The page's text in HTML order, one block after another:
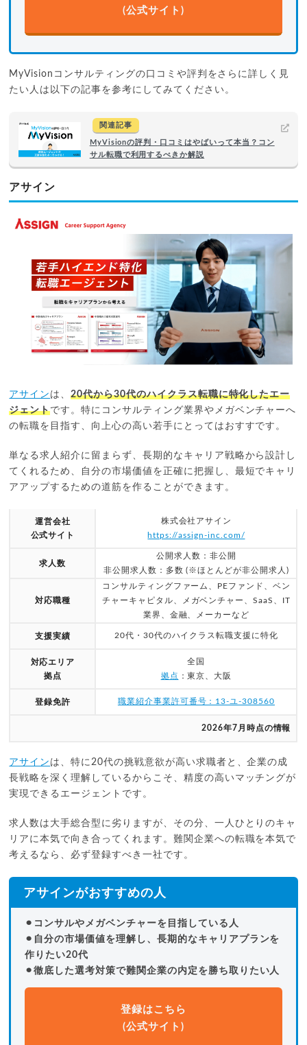
(公式サイト)
MyVisionコンサルティングの口コミや評判をさらに詳しく見
たい人は以下の記事を参考にしてみてください。
関連記事
MyVisionの評判・口コミはやばいって本当？コン
サル転職で利用するべきか解説
アサイン
アサイン は、20代から30代のハイクラス転職に特化したエー
ジェントです。特にコンサルティング業界やメガベンチャーへ
の転職を目指す、向上心の高い若手にとってはおすすです。
単なる求人紹介に留まらず、長期的なキャリア戦略から設計し
てくれるため、自分の市場価値を正確に把握し、最短でキャリ
アアップするための道筋を作ることができます。
運営会社
公式サイト
株式会社アサイン
https://assign-inc.com/
求人数
公開求人数：非公開
非公開求人数：多数 (※ほとんどが非公開求人)
対応職種
コンサルティングファーム、PEファンド、ベン
チャーキャピタル、メガベンチャー、SaaS、IT
業界、金融、メーカーなど
支援実績 20代・30代のハイクラス転職支援に特化
対応エリア
拠点
全国
拠点 ：東京、大阪
登録免許 職業紹介事業許可番号：13-ユ-308560
2026年7月時点の情報
アサイン は、特に20代の挑戦意欲が高い求職者と、企業の成
長戦略を深く理解しているからこそ、精度の高いマッチングが
実現できるエージェントです。
求人数は大手総合型に劣りますが、その分、一人ひとりのキャ
リアに本気で向き合ってくれます。難関企業への転職を本気で
考えるなら、必ず登録すべき一社です。
アサインがおすすめの人
⚫︎コンサルやメガベンチャーを目指している人
⚫︎自分の市場価値を理解し、長期的なキャリアプランを
作りたい20代
⚫︎徹底した選考対策で難関企業の内定を勝ち取りたい人
登録はこちら
(公式サイト)